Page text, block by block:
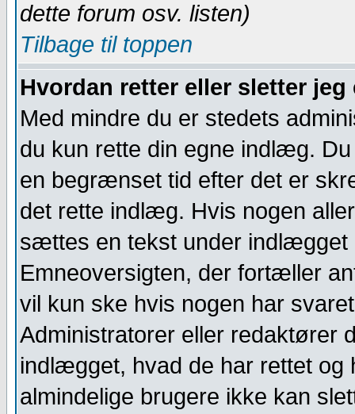
dette forum osv. listen)
Tilbage til toppen
Hvordan retter eller sletter
Med mindre du er stedets
du kun rette din egne indlæg.
en begrænset tid efter det er
det rette indlæg. Hvis nogen
sættes en tekst under indlægget
Emneoversigten, der fortæller
vil kun ske hvis nogen har
Administratorer eller redaktører
indlægget, hvad de har rettet
almindelige brugere ikke kan